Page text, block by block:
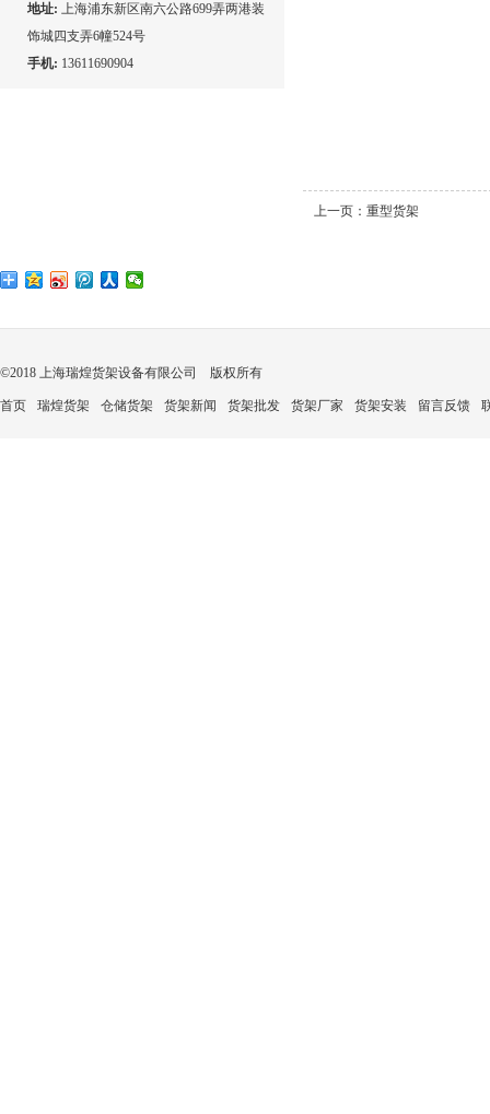
地址: 上海浦东新区南六公路699弄两港装
饰城四支弄6幢524号
手机: 13611690904
上一页： 重型货架
©2018 上海瑞煌货架设备有限公司 版权所有
首页 瑞煌货架 仓储货架 货架新闻 货架批发 货架厂家 货架安装 留言反馈